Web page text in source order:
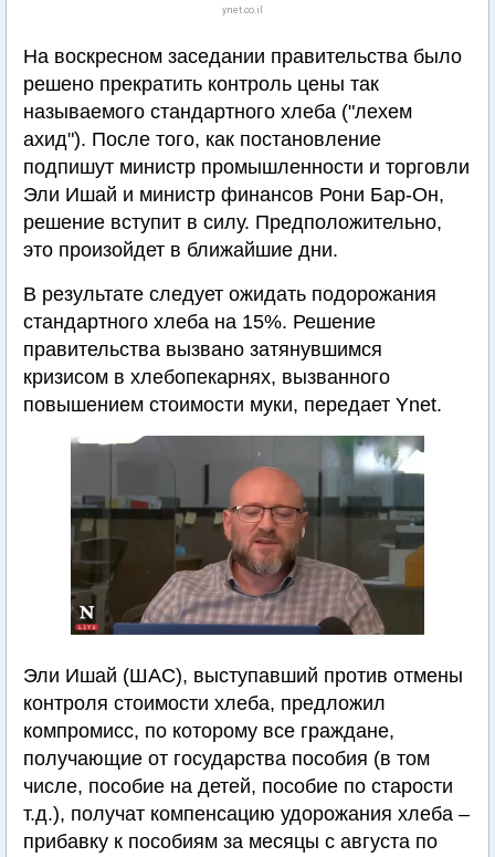
ynet.co.il
На воскресном заседании правительства было
решено прекратить контроль цены так
называемого стандартного хлеба ("лехем
ахид"). После того, как постановление
подпишут министр промышленности и торговли
Эли Ишай и министр финансов Рони Бар-Он,
решение вступит в силу. Предположительно,
это произойдет в ближайшие дни.
В результате следует ожидать подорожания
стандартного хлеба на 15%. Решение
правительства вызвано затянувшимся
кризисом в хлебопекарнях, вызванного
повышением стоимости муки, передает Ynet.
Эли Ишай (ШАС), выступавший против отмены
контроля стоимости хлеба, предложил
компромисс, по которому все граждане,
получающие от государства пособия (в том
числе, пособие на детей, пособие по старости
т.д.), получат компенсацию удорожания хлеба –
прибавку к пособиям за месяцы с августа по